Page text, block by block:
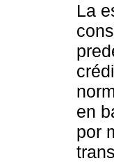
La
en
por